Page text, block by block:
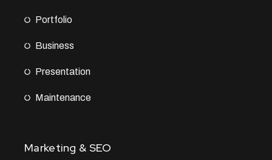
Portfolio
Business
Presentation
Maintenance
Marketing & SEO